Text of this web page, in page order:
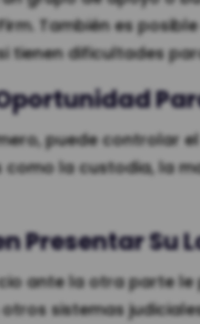
También es
tienen dificultades
puede controlar
la custodia, la
Presentar Su
ante la otra parte
sistemas